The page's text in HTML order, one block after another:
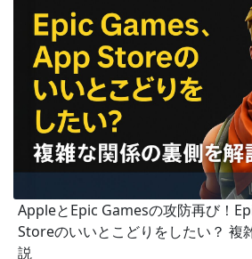
AppleとEpic Gamesの攻防再び！
Storeのいいとこどりをしたい？ 複
説